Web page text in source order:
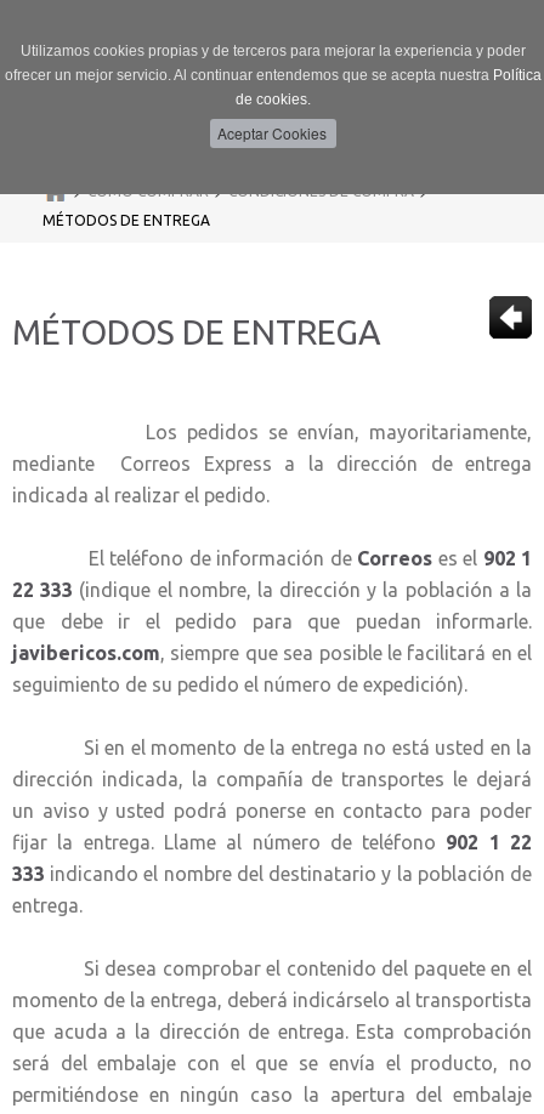
Utilizamos cookies propias y de terceros para mejorar la experiencia y poder
ofrecer un mejor servicio. Al continuar entendemos que se acepta nuestra Política
de cookies.
>CÓMO COMPRAR>CONDICIONES DE COMPRA>
MÉTODOS DE ENTREGA
MÉTODOS DE ENTREGA
Los pedidos se envían, mayoritariamente,
mediante Correos Express a la dirección de entrega
indicada al realizar el pedido.
El teléfono de información de Correos es el 902 1
22 333 (indique el nombre, la dirección y la población a la
que debe ir el pedido para que puedan informarle.
javibericos.com, siempre que sea posible le facilitará en el
seguimiento de su pedido el número de expedición).
Si en el momento de la entrega no está usted en la
dirección indicada, la compañía de transportes le dejará
un aviso y usted podrá ponerse en contacto para poder
fijar la entrega. Llame al número de teléfono 902 1 22
333 indicando el nombre del destinatario y la población de
entrega.
Si desea comprobar el contenido del paquete en el
momento de la entrega, deberá indicárselo al transportista
que acuda a la dirección de entrega. Esta comprobación
será del embalaje con el que se envía el producto, no
permitiéndose en ningún caso la apertura del embalaje